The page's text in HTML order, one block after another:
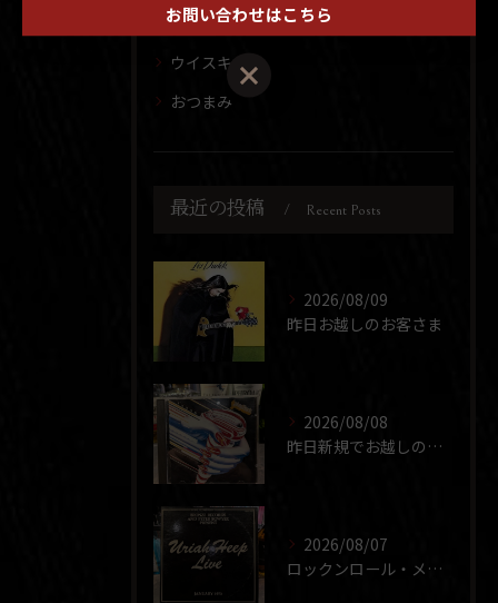
レコード
ウイスキー
おつまみ
最近の投稿 Recent Posts
2026/08/09
昨日お越しのお客さま
2026/08/08
昨日新規でお越しのお客さま
2026/08/07
ロックンロール・メドレー
お問い合わせはこちら